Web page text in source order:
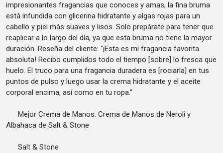
impresionantes fragancias que conoces y amas, la fina bruma
está infundida con glicerina hidratante y algas rojas para un
cabello y piel más suaves y lisos. Solo prepárate para tener que
reaplicar a lo largo del día, ya que esta bruma no tiene la mayor
duración. Reseña del cliente: "¡Esta es mi fragancia favorita
absoluta! Recibo cumplidos todo el tiempo [sobre] lo fresca que
huelo. El truco para una fragancia duradera es [rociarla] en tus
puntos de pulso y luego usar la crema hidratante y el aceite
corporal encima, así como en tu ropa."
Mejor Crema de Manos: Crema de Manos de Neroli y
Albahaca de Salt & Stone
Salt & Stone